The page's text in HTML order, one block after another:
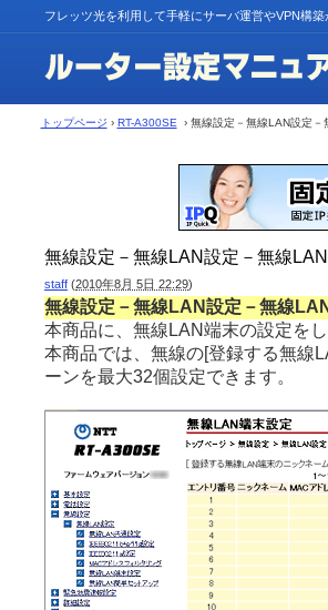
フレッツ光を利用して手軽にサーバ運営やVPN構
トップページ › RT-A300SE › 無線設定－無線LAN設定－
無線設定－無線LAN設定－無線
staff (2010年8月 5日 22:29)
無線設定－無線LAN設定－無線
本商品に、無線LAN端末の設定をし
本商品では、無線の[登録する無線
ーンを最大32個設定できます。